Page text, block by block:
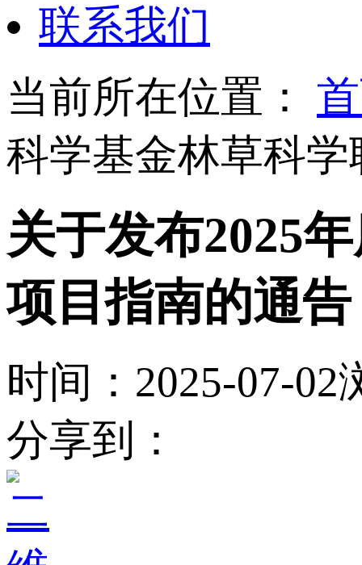
联系我们
当前所在位置：
科学基金林草科
关于发布2025
项目指南的通告
时间：2025-07-02
分享到：